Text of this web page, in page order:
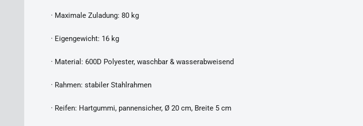
· Maximale Zuladung: 80 kg
· Eigengewicht: 16 kg
· Material: 600D Polyester, waschbar & wasserabweisend
· Rahmen: stabiler Stahlrahmen
· Reifen: Hartgummi, pannensicher, Ø 20 cm, Breite 5 cm